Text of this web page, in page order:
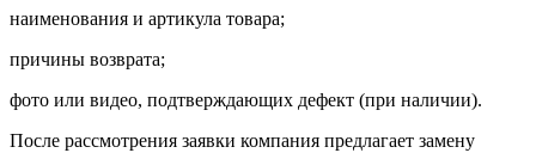
наименования и артикула товара;
причины возврата;
фото или видео, подтверждающих дефект (при наличии).
После рассмотрения заявки компания предлагает замену